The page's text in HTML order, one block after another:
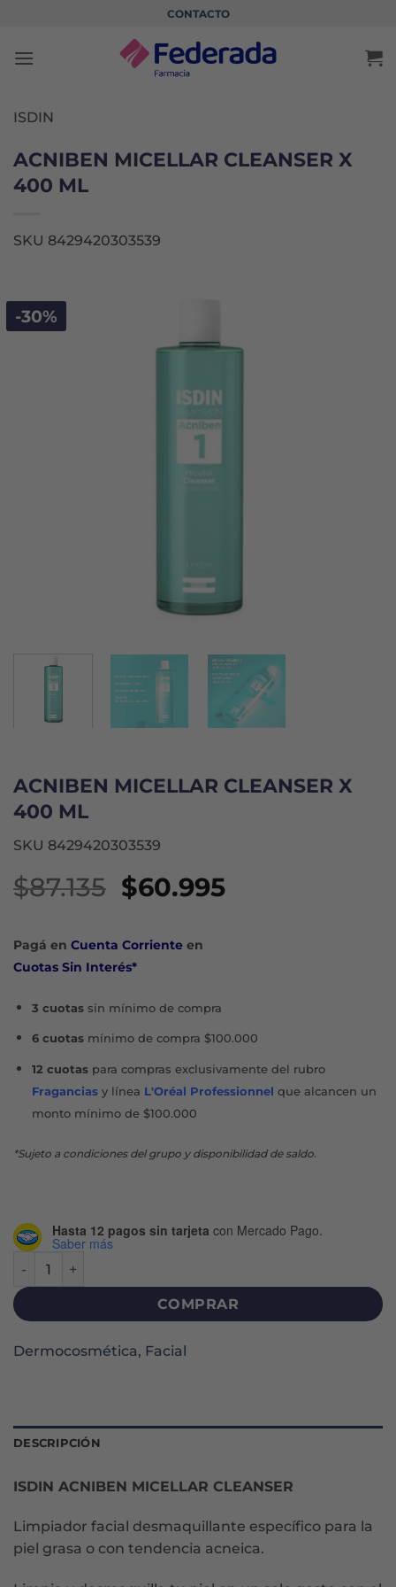
contenido
CONTACTO
ISDIN
ACNIBEN MICELLAR CLEANSER X
400 ML
SKU 8429420303539
-30%
ACNIBEN MICELLAR CLEANSER X
400 ML
SKU 8429420303539
$87.135 El
original
era:
$60.995El
Pagá en Cuenta Corriente en
Cuotas Sin Interés*
3 cuotassin mínimo de compra
6 cuotasmínimo de compra $100.000
12 cuotaspara compras exclusivamente del rubro
Fraganciasy línea L'Oréal Professionnel que alcancen un
monto mínimo de $100.000
*Sujeto a condiciones del grupo y disponibilidad de saldo.
Hasta 12 pagos sin tarjeta con Mercado Pago.
Saber más
COMPRAR
Dermocosmética, Facial
DESCRIPCIÓN
ISDIN ACNIBEN MICELLAR CLEANSER
Limpiador facial desmaquillante específico para la
piel grasa o con tendencia acneica.